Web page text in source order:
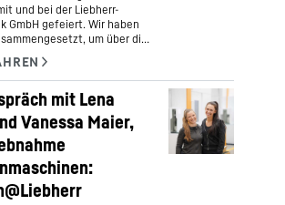
und bei der Liebherr-
GmbH gefeiert. Wir haben
um über die
Digital Solutions, die
von digitalen Produkten
der Arbeit in der
zu sprechen.mit Lena
Vanessa Maier,